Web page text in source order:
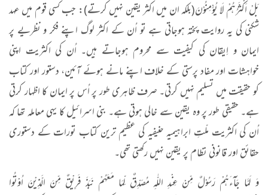
بَلْ اَكْثَرُهُمْ لَا یُؤْمِنُوْنَ(بلکہ ان میں اکثر یقین نہیں کرتے): جب کسی قوم میں عہد
شکنی کی یہ روایت پختہ ہوجاتی ہے تو اُن کے اکثر لوگ اپنے فکر و نظریے پر
ایمان و اِیقان کی کیفیت سے محروم ہوجاتے ہیں۔ اُن کی اکثریت اپنی
خواہشات اور مفاد پرستی کے خلاف اپنے مانے ہوئے آئین، دستور اور کتاب
کو حقیقت میں تسلیم نہیں کرتی۔ صرف ظاہری طور پر اُس پر ایمان کا اظہار کرتی
ہے۔ حقیقی طور پر وہ یقین سے خالی ہوتی ہے۔ بنی اسرائیل کا یہی معاملہ تھا کہ
اُن کی اکثریت ملّتِ ابراہیمیہ حنیفیہ کی عظیم ترین کتاب تورات کے دستوری
حقائق اور قانونی نظام پر یقین نہیں رکھتی تھی۔
وَ لَمَّا جَآءَهُمْ رَسُوْلٌ مِّنْ عِنْدِ اللّٰهِ مُصَدِّقٌ لِّمَا مَعَهُمْ نَبَذَ فَرِیْقٌ مِّنَ الَّذِیْنَ اُوْتُوا